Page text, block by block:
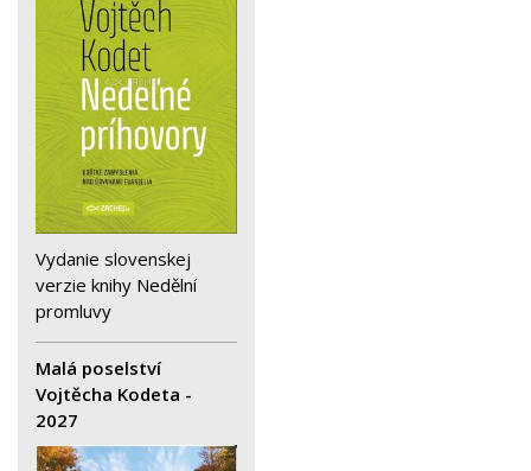
Vydanie slovenskej
verzie knihy Nedělní
promluvy
Malá poselství
Vojtěcha Kodeta -
2027